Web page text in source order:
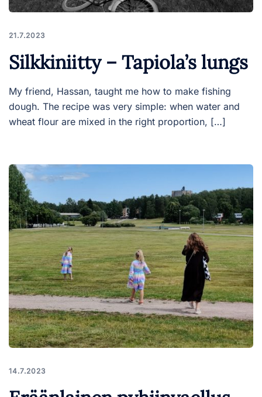
21.7.2023
Silkkiniitty – Tapiola’s lungs
My friend, Hassan, taught me how to make fishing
dough. The recipe was very simple: when water and
wheat flour are mixed in the right proportion, […]
14.7.2023